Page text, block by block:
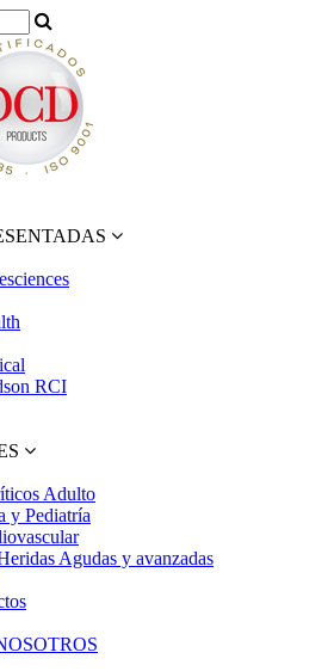
RCI
Adulto
y Pediatría
Agudas y avanzadas